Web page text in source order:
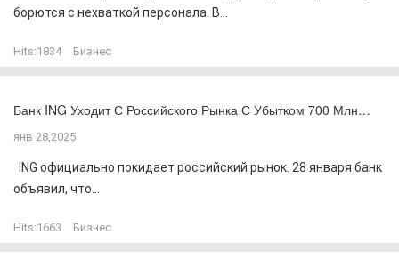
борются с нехваткой персонала. В...
Hits:1834 Бизнес
Банк ING Уходит С Российского Рынка С Убытком 700 Млн…
янв 28,2025
ING официально покидает российский рынок. 28 января банк
объявил, что...
Hits:1663 Бизнес